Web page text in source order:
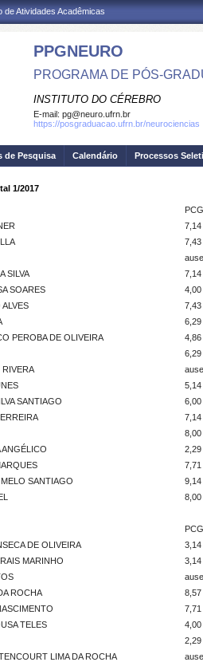
de Atividades Acadêmicas
PPGNEURO
PROGRAMA DE PÓS-
INSTITUTO DO CÉREBRO
E-mail: pg@neuro.ufrn.br
https://posgraduacao.ufrn.br/neurociencias
de Pesquisa Calendário Processos
1/2017
7,14
7,43
SILVA
7,14
SOARES
4,00
7,43
6,29
PEROBA DE OLIVEIRA
4,86
6,29
RIVERA
5,14
SANTIAGO
6,00
7,14
8,00
ANGÉLICO
2,29
7,71
SANTIAGO
9,14
8,00
DE OLIVEIRA
3,14
MARINHO
3,14
ROCHA
8,57
7,71
TELES
4,00
2,29
LIMA DA ROCHA